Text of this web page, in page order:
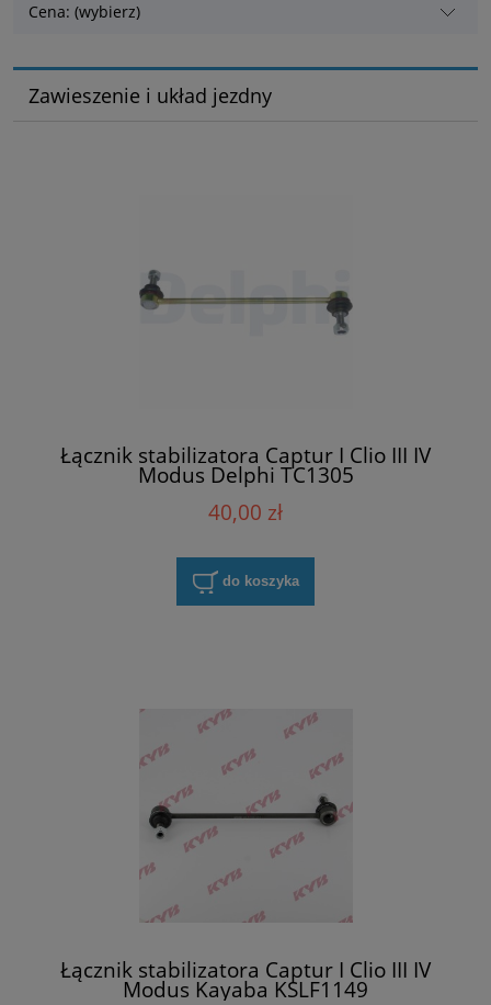
Cena: (wybierz)
Zawieszenie i układ jezdny
Łącznik stabilizatora Captur I Clio III IV
Modus Delphi TC1305
40,00 zł
do koszyka
Łącznik stabilizatora Captur I Clio III IV
Modus Kayaba KSLF1149